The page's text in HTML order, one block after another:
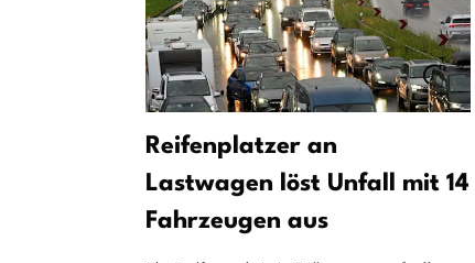
Reifenplatzer an
Lastwagen löst Unfall mit 14
Fahrzeugen aus